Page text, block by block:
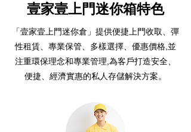
壹家壹上門迷你箱特色
「壹家壹上門迷你倉」提供便捷上門收取、彈
性租賃、專業保管、多樣選擇、優惠價格,並
注重環保理念和專業管理,為客戶打造安全、
便捷、經濟實惠的私人存儲解決方案。